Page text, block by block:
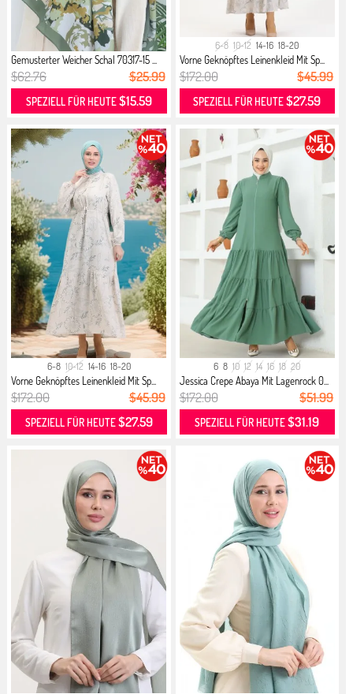
Gemusterter Weicher Schal 70317-15 ...
$62.76 $25.99
SPEZIELL FÜR HEUTE$15.59
6-8 10-12 14-16 18-20
Vorne Geknöpftes Leinenkleid Mit Sp...
$172.00 $45.99
SPEZIELL FÜR HEUTE$27.59
6-8 10-12 14-16 18-20
Vorne Geknöpftes Leinenkleid Mit Sp...
$172.00 $45.99
SPEZIELL FÜR HEUTE$27.59
6 8 10 12 14 16 18 20
Jessica Crepe Abaya Mit Lagenrock 0...
$172.00 $51.99
SPEZIELL FÜR HEUTE$31.19